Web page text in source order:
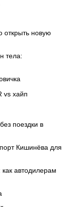
открыть новую
тела:
vs хайп
поездки в
Кишинёва для
автодилерам